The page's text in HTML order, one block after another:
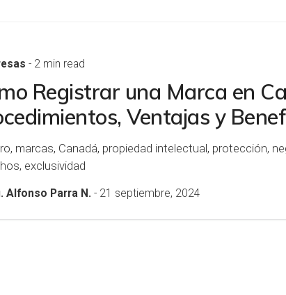
- 2 min read
Registrar una Marca en
Ventajas y
marcas, Canadá, propiedad intelectual, protección,
exclusividad
Alfonso Parra N. - 21 septiembre, 2024